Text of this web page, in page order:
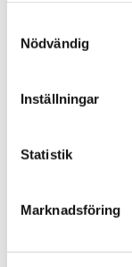
Nödvändig
Inställningar
Statistik
Marknadsföring
Öppet brev till